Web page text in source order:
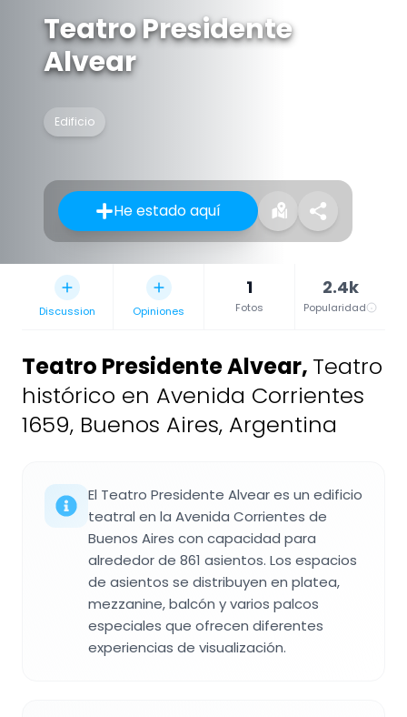
Teatro Presidente
Alvear
Edificio
He estado aquí
Discussion Opiniones
1
Fotos
2.4k
Popularidad
Teatro Presidente Alvear, Teatro
histórico en Avenida Corrientes
1659, Buenos Aires, Argentina
El Teatro Presidente Alvear es un edificio
teatral en la Avenida Corrientes de
Buenos Aires con capacidad para
alrededor de 861 asientos. Los espacios
de asientos se distribuyen en platea,
mezzanine, balcón y varios palcos
especiales que ofrecen diferentes
experiencias de visualización.